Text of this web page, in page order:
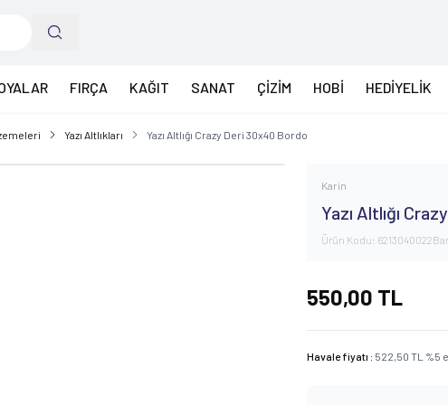
FIRÇA KAĞIT SANAT ÇİZİM HOBİ HEDİYELİK
Yazı Altlıkları Yazı Altlığı Crazy Deri 30x40 Bordo
Karin
Yazı Altlığı
Ürün Kodu: 6213040022
550,00 TL
Havale fiyatı : 522,50 TL %5